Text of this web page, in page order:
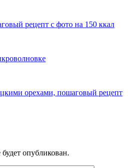
рецепт с фото на 150 ккал
орехами, пошаговый рецепт
опубликован.